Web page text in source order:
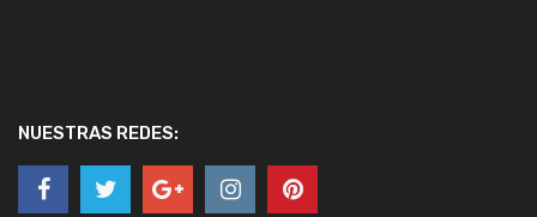
NUESTRAS REDES: